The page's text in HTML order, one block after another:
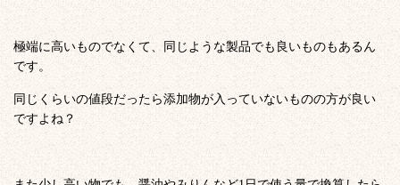
極端に高いものでなくて、同じような製品でも良いものもあるん
です。
同じくらいの値段だったら添加物が入っていないものの方が良い
ですよね？